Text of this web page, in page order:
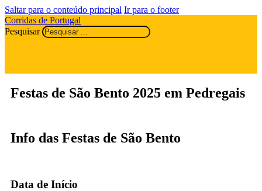
Saltar para o conteúdo principal Ir para o footer
Corridas de Portugal
Pesquisar
Festas de São Bento 2025 em Pedregais
Info das Festas de São Bento
Data de Início